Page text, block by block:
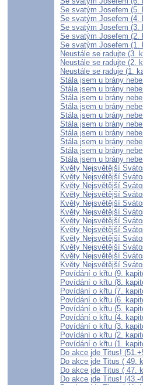
Se svatým Josefem (5.
Se svatým Josefem (4.
Se svatým Josefem (3.
Se svatým Josefem (2.
Se svatým Josefem (1.
Neustále se radujte (3.
Neustále se radujte (2.
Neustále se raduje (1.
Stála jsem u brány
Stála jsem u brány
Stála jsem u brány
Stála jsem u brány
Stála jsem u brány
Stála jsem u brány
Stála jsem u brány
Stála jsem u brány
Stála jsem u brány
Stála jsem u brány
Květy Nejsvětější
Květy Nejsvětější
Květy Nejsvětější
Květy Nejsvětější
Květy Nejsvětější
Květy Nejsvětější
Květy Nejsvětější
Květy Nejsvětější
Květy Nejsvětější
Květy Nejsvětější
Květy Nejsvětější
Květy Nejsvětější
Povídání o křtu (9.
Povídání o křtu (8.
Povídání o křtu (7.
Povídání o křtu (6.
Povídání o křtu (5.
Povídání o křtu (4.
Povídání o křtu (3.
Povídání o křtu (2.
Povídání o křtu (1.
Do akce jde Titus!
Do akce jde Titus ( 49.
Do akce jde Titus ( 47.
Do akce jde Titus! (43.-